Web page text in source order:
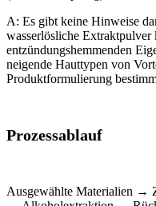
A: Es gibt keine Hinweise
wasserlösliche Extraktpulver
entzündungshemmenden
neigende Hauttypen von
Produktformulierung
Prozessablauf
Ausgewählte Materialien →